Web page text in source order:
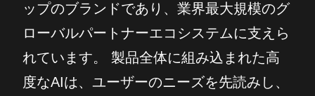
ップのブランドであり、業界最大規模のグ
ローバルパートナーエコシステムに支えら
れています。 製品全体に組み込まれた高
度なAIは、ユーザーのニーズを先読みし、